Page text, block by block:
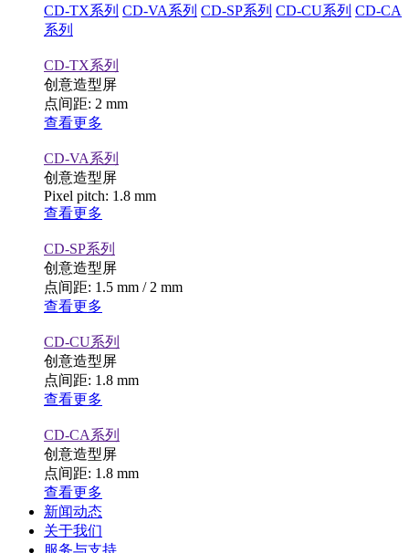
CD-TX系列 CD-VA系列 CD-SP系列 CD-CU系列 CD-CA
系列
CD-TX系列
创意造型屏
点间距: 2 mm
查看更多
CD-VA系列
创意造型屏
Pixel pitch: 1.8 mm
查看更多
CD-SP系列
创意造型屏
点间距: 1.5 mm / 2 mm
查看更多
CD-CU系列
创意造型屏
点间距: 1.8 mm
查看更多
CD-CA系列
创意造型屏
点间距: 1.8 mm
查看更多
新闻动态
关于我们
服务与支持